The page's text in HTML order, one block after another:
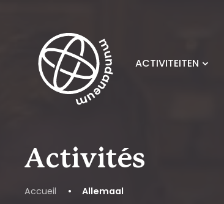
ACTIVITEITEN
Activités
Accueil • Allemaal